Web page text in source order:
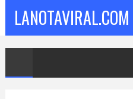
LANOTAVIRAL.COM